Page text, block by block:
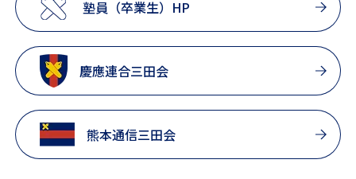
塾員（卒業生）HP
慶應連合三田会
熊本通信三田会